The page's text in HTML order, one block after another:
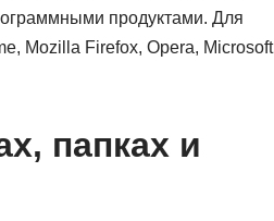
продуктами. Для
Mozilla Firefox, Opera, Microsoft
папках и